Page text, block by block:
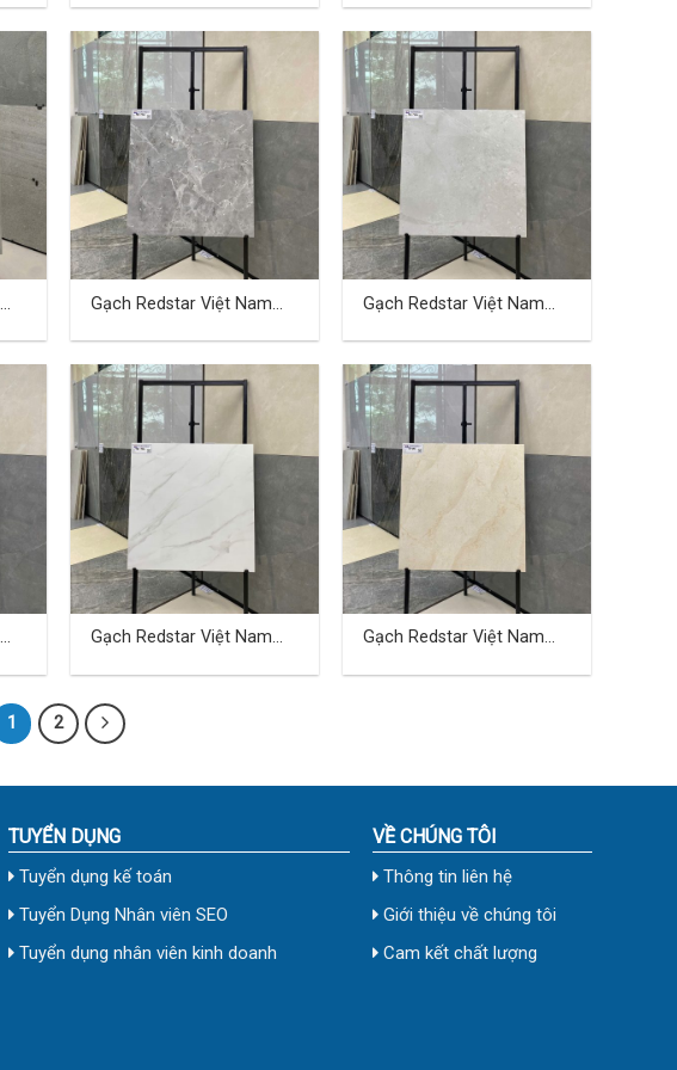
Gạch Redstar Việt Nam
Gạch Redstar Việt Nam
Gạch Redstar Việt Nam
Gạch Redstar Việt Nam
1 2
TUYỂN DỤNG
Tuyển dụng kế toán
Tuyển Dụng Nhân viên SEO
Tuyển dụng nhân viên kinh doanh
VỀ CHÚNG TÔI
Thông tin liên hệ
Giới thiệu về chúng tôi
Cam kết chất lượng